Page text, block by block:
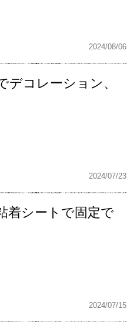
2024/08/06
デコレーション、
2024/07/23
着シートで固定で
2024/07/15